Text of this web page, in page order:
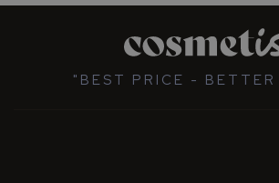
"BEST PRICE - BETTER